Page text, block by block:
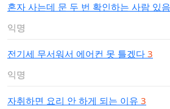
혼자 사는데 문 두 번 확인하는 사람 있
익명
전기세 무서워서 에어컨 못 틀겠다 3
익명
자취하면 요리 안 하게 되는 이유 3